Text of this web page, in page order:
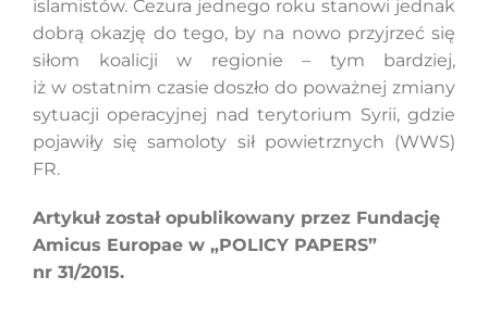
KONTAKT
islamistów. Cezura jednego roku stanowi jednak
dobrą okazję do tego, by na nowo przyjrzeć się
siłom koalicji w regionie – tym bardziej,
iż w ostatnim czasie doszło do poważnej zmiany
sytuacji operacyjnej nad terytorium Syrii, gdzie
pojawiły się samoloty sił powietrznych (WWS)
FR.
Artykuł został opublikowany przez Fundację
Amicus Europae w „POLICY PAPERS”
nr 31/2015.